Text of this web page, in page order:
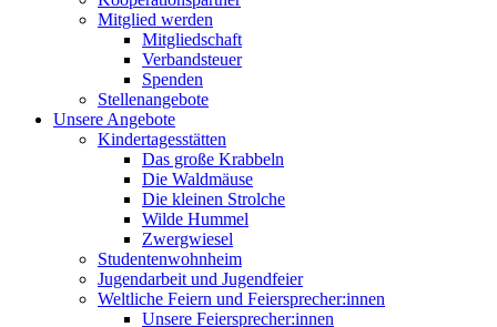
Mitglied werden
Mitgliedschaft
Verbandsteuer
Spenden
Stellenangebote
Unsere Angebote
Kindertagesstätten
Das große Krabbeln
Die Waldmäuse
Die kleinen Strolche
Wilde Hummel
Zwergwiesel
Studentenwohnheim
Jugendarbeit und Jugendfeier
Weltliche Feiern und Feiersprecher:innen
Unsere Feiersprecher:innen